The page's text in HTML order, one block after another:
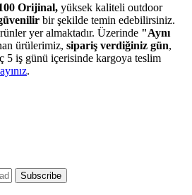
Orijinal, yüksek kaliteli outdoor
bir şekilde temin edebilirsiniz.
yer almaktadır. Üzerinde "Aynı
ürülerimiz, sipariş verdiğiniz gün,
5 iş günü içerisinde kargoya teslim
.